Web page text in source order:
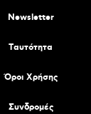
Newsletter
Tαυτότητα
Όροι Χρήσης
Συνδρομές